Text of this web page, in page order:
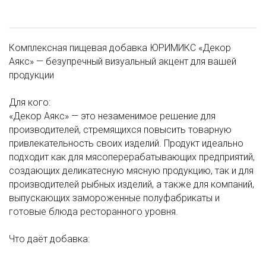
Комплексная пищевая добавка ЮРИМИКС «Декор
Аякс» — безупречный визуальный акцент для вашей
продукции
Для кого:
«Декор Аякс» — это незаменимое решение для
производителей, стремящихся повысить товарную
привлекательность своих изделий. Продукт идеально
подходит как для мясоперерабатывающих предприятий,
создающих деликатесную мясную продукцию, так и для
производителей рыбных изделий, а также для компаний,
выпускающих замороженные полуфабрикаты и
готовые блюда ресторанного уровня.
Что даёт добавка: